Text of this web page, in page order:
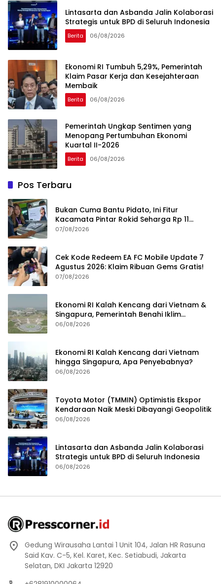
Lintasarta dan Asbanda Jalin Kolaborasi
Strategis untuk BPD di Seluruh Indonesia
Berita 06/08/2026
Ekonomi RI Tumbuh 5,29%, Pemerintah
Klaim Pasar Kerja dan Kesejahteraan
Membaik
Berita 06/08/2026
Pemerintah Ungkap Sentimen yang
Menopang Pertumbuhan Ekonomi
Kuartal II-2026
Berita 06/08/2026
Pos Terbaru
Bukan Cuma Bantu Pidato, Ini Fitur
Kacamata Pintar Rokid Seharga Rp 11
Jutaan
07/08/2026
Cek Kode Redeem EA FC Mobile Update 7
Agustus 2026: Klaim Ribuan Gems Gratis!
07/08/2026
Ekonomi RI Kalah Kencang dari Vietnam &
Singapura, Pemerintah Benahi Iklim
Investasi
06/08/2026
Ekonomi RI Kalah Kencang dari Vietnam
hingga Singapura, Apa Penyebabnya?
06/08/2026
Toyota Motor (TMMIN) Optimistis Ekspor
Kendaraan Naik Meski Dibayangi Geopolitik
06/08/2026
Lintasarta dan Asbanda Jalin Kolaborasi
Strategis untuk BPD di Seluruh Indonesia
06/08/2026
Gedung Wirausaha Lantai 1 Unit 104, Jalan HR Rasuna
Said Kav. C-5, Kel. Karet, Kec. Setiabudi, Jakarta
Selatan, DKI Jakarta 12920